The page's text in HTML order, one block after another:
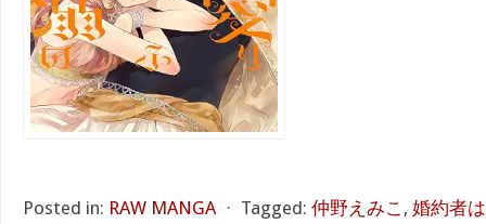
Posted in: RAW MANGA ⋅ Tagged: 仲野えみこ , 婚約者